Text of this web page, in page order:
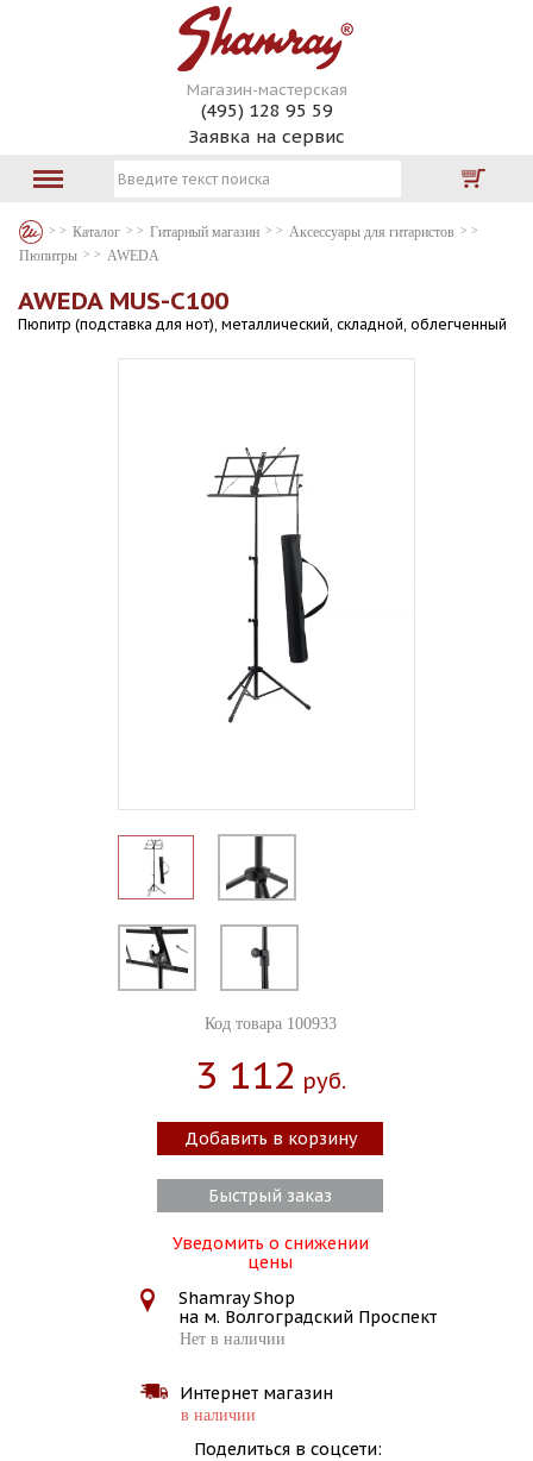
Магазин-мастерская
(495) 128 95 59
Заявка на сервис
Каталог Гитарный магазин
Аксессуары для гитаристов
Пюпитры
AWEDA
AWEDA MUS-C100
Пюпитр (подставка для нот), металлический, складной, облегченный
Код товара 100933
3 112 Руб.
Добавить в корзину
Быстрый заказ
Уведомить о снижении
цены
Shamray Shop
на м. Волгоградский Проспект
Нет в наличии
Интернет магазин
в наличии
Поделиться в соцсети: